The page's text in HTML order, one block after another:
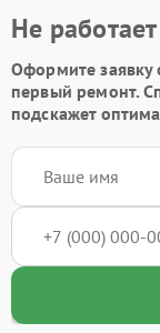
Не
Оформите заявку
первый ремонт.
подскажет